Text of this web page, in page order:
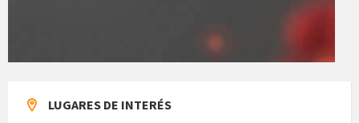
LUGARES DE INTERÉS